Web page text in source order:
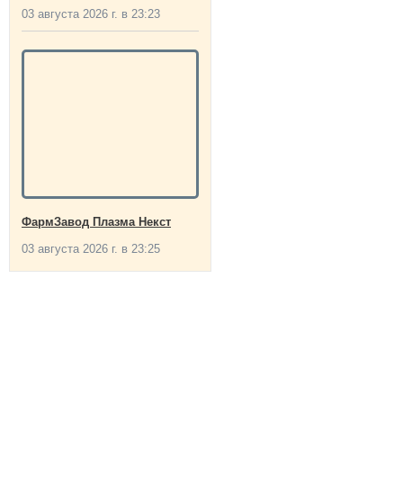
03 августа 2026 г. в 23:23
ФармЗавод Плазма Некст
03 августа 2026 г. в 23:25